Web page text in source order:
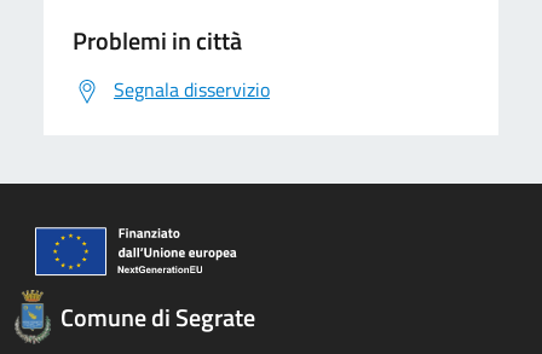
Problemi in città
Segnala disservizio
Comune di Segrate